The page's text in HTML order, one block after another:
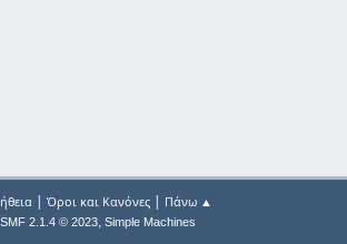
| Όροι και Κανόνες| Πάνω ▲
SMF 2.1.4 © 2023, Simple Machines